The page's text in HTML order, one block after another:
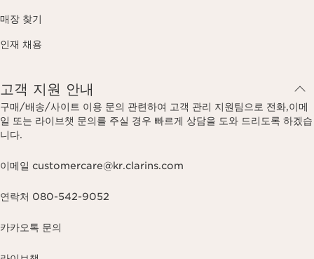
매장 찾기
인재 채용
고객 지원 안내
구매/배송/사이트 이용 문의 관련하여 고객 관리 지원팀으로 전화,이메
일 또는 라이브챗 문의를 주실 경우 빠르게 상담을 도와 드리도록 하겠습
니다.
이메일 customercare@kr.clarins.com
연락처 080-542-9052
카카오톡 문의